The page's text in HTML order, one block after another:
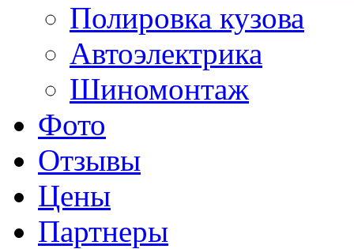
Полировка кузова
Автоэлектрика
Шиномонтаж
Фото
Отзывы
Цены
Партнеры